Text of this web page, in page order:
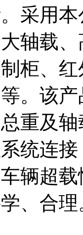
采用
轴载
柜、
。该
重及
统连
辆超
、合理